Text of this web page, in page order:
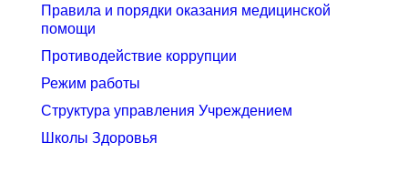
Правила и порядки оказания медицинской
помощи
Противодействие коррупции
Режим работы
Структура управления Учреждением
Школы Здоровья